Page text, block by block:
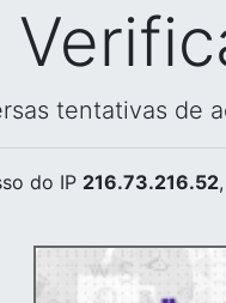
tentativas de
do IP 216.73.216.52